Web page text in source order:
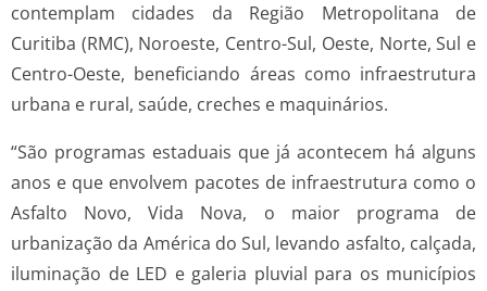
contemplam cidades da Região Metropolitana de
Curitiba (RMC), Noroeste, Centro-Sul, Oeste, Norte, Sul e
Centro-Oeste, beneficiando áreas como infraestrutura
urbana e rural, saúde, creches e maquinários.
“São programas estaduais que já acontecem há alguns
anos e que envolvem pacotes de infraestrutura como o
Asfalto Novo, Vida Nova, o maior programa de
urbanização da América do Sul, levando asfalto, calçada,
iluminação de LED e galeria pluvial para os municípios